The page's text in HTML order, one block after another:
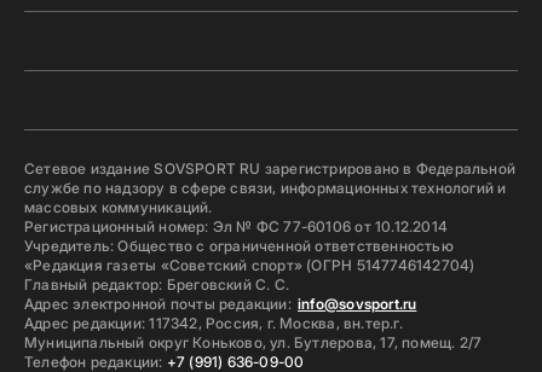
Сетевое издание SOVSPORT RU зарегистрировано в Федеральной
службе по надзору в сфере связи, информационных технологий и
массовых коммуникаций.
Регистрационный номер: Эл № ФС 77-60106 от 10.12.2014
Учредитель: Общество с ограниченной ответственностью
«Редакция газеты «Советский спорт» (ОГРН 5147746142704)
Главный редактор: Бреговский С. С.
Адрес электронной почты редакции: info@sovsport.ru
Адрес редакции: 117342, Россия, г. Москва, вн.тер.г.
Муниципальный округ Коньково, ул. Бутлерова, 17, помещ. 2/7
Телефон редакции: +7 (991) 636-09-00